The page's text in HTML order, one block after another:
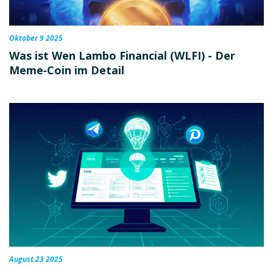
Oktober 9 2025
Was ist Wen Lambo Financial (WLFI) - Der
Meme‑Coin im Detail
August 23 2025